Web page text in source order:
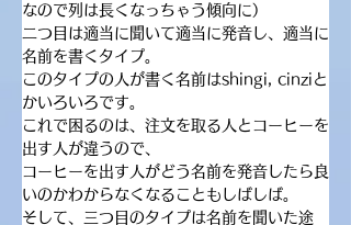
なので列は長くなっちゃう傾向に）
二つ目は適当に聞いて適当に発音し、適当に
名前を書くタイプ。
このタイプの人が書く名前はshingi, cinziと
かいろいろです。
これで困るのは、注文を取る人とコーヒーを
出す人が違うので、
コーヒーを出す人がどう名前を発音したら良
いのかわからなくなることもしばしば。
そして、三つ目のタイプは名前を聞いた途